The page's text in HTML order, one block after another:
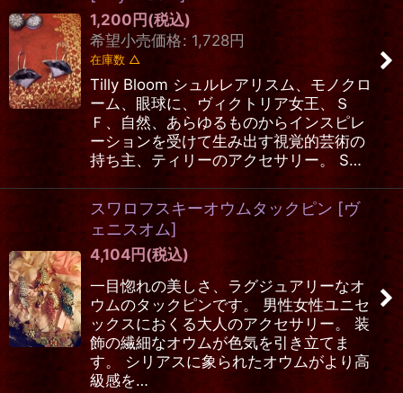
1,200 円 (税込)
希望小売価格: 1,728円
在庫数 △
Tilly Bloom シュルレアリスム、モノクロ
ーム、眼球に、ヴィクトリア女王、Ｓ
Ｆ、自然、あらゆるものからインスピレ
ーションを受けて生み出す視覚的芸術の
持ち主、ティリーのアクセサリー。 S…
スワロフスキーオウムタックピン [ヴ
ェニスオム]
4,104円 (税込)
一目惚れの美しさ、ラグジュアリーなオ
ウムのタックピンです。 男性女性ユニセ
ックスにおくる大人のアクセサリー。 装
飾の繊細なオウムが色気を引き立てま
す。 シリアスに象られたオウムがより高
級感を…